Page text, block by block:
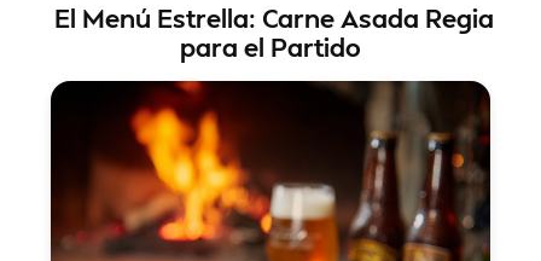
El Menú Estrella: Carne Asada Regia
para el Partido